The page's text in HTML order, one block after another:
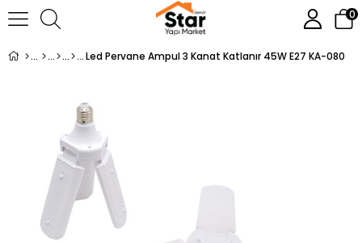
0
Led Pervane Ampul 3 Kanat Katlanır 45W E27 KA-080